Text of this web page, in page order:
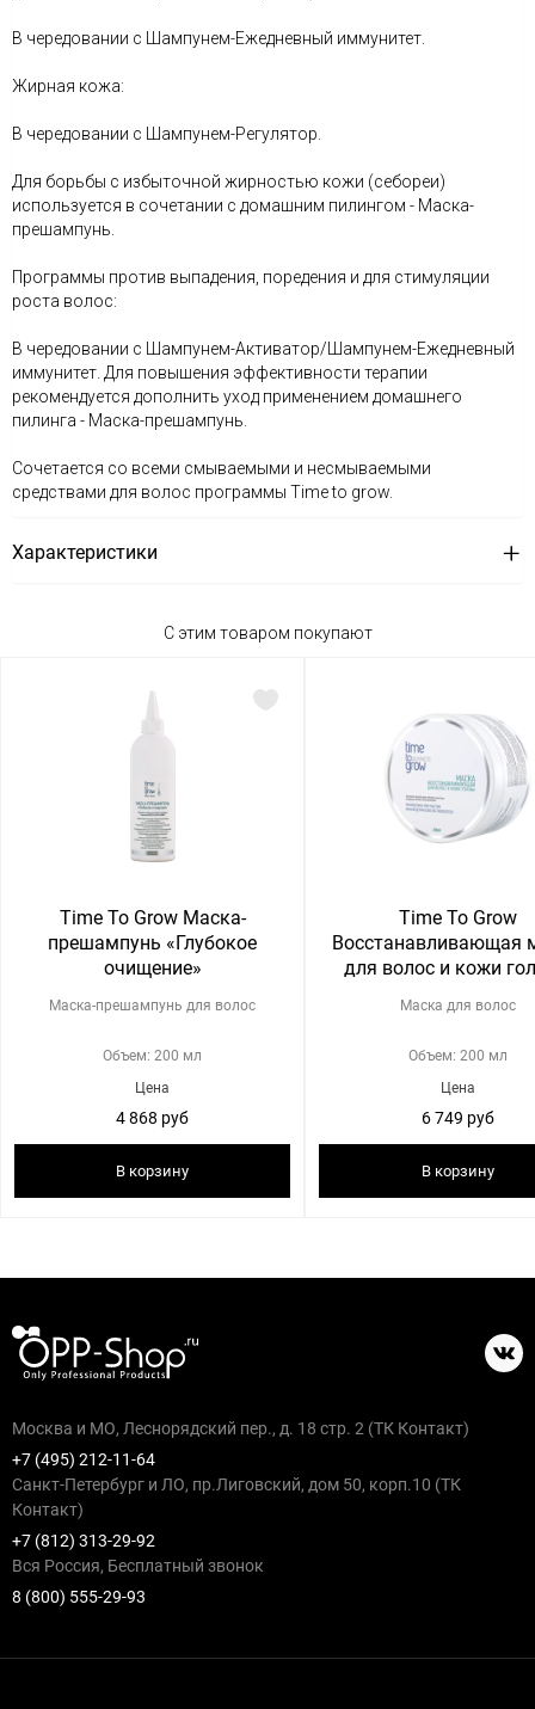
В чередовании с Шампунем-Ежедневный иммунитет.
Жирная кожа:
В чередовании с Шампунем-Регулятор.
Для борьбы с избыточной жирностью кожи (себореи)
используется в сочетании с домашним пилингом - Маска-
прешампунь.
Программы против выпадения, поредения и для стимуляции
роста волос:
В чередовании с Шампунем-Активатор/Шампунем-Ежедневный
иммунитет. Для повышения эффективности терапии
рекомендуется дополнить уход применением домашнего
пилинга - Маска-прешампунь.
Сочетается со всеми смываемыми и несмываемыми
средствами для волос программы Time to grow.
Характеристики
С этим товаром покупают
Time To Grow Маска-
прешампунь «Глубокое
очищение»
Маска-прешампунь для волос
Объем: 200 мл
Цена
4 868 руб
В корзину
Time To Grow
Восстанавливающая
для волос и кожи
Маска для волос
Объем: 200 мл
Цена
6 749 руб
В корзину
Москва и МО, Леснорядский пер., д. 18 стр. 2 (ТК Контакт)
+7 (495) 212-11-64
Санкт-Петербург и ЛО, пр.Лиговский, дом 50, корп.10 (ТК
Контакт)
+7 (812) 313-29-92
Вся Россия, Бесплатный звонок
8 (800) 555-29-93